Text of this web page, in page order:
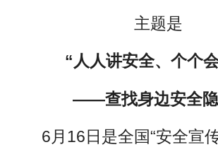
主题是
“人人讲安全、个个
——查找身边安全
6月16日是全国“安全宣